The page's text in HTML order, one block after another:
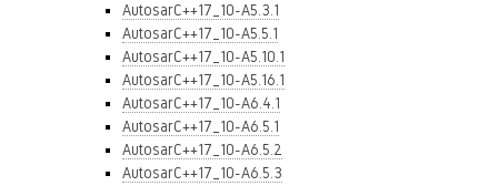
AutosarC++17_10-A5.3.1
AutosarC++17_10-A5.5.1
AutosarC++17_10-A5.10.1
AutosarC++17_10-A5.16.1
AutosarC++17_10-A6.4.1
AutosarC++17_10-A6.5.1
AutosarC++17_10-A6.5.2
AutosarC++17_10-A6.5.3